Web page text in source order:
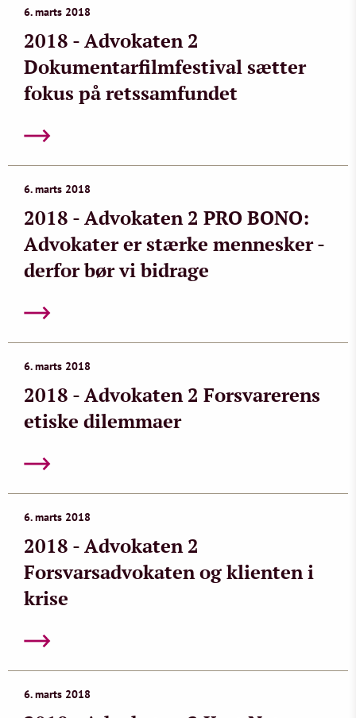
6. marts 2018
2018 - Advokaten 2
Dokumentarfilmfestival sætter
fokus på retssamfundet
6. marts 2018
2018 - Advokaten 2 PRO BONO:
Advokater er stærke mennesker -
derfor bør vi bidrage
6. marts 2018
2018 - Advokaten 2 Forsvarerens
etiske dilemmaer
6. marts 2018
2018 - Advokaten 2
Forsvarsadvokaten og klienten i
krise
6. marts 2018